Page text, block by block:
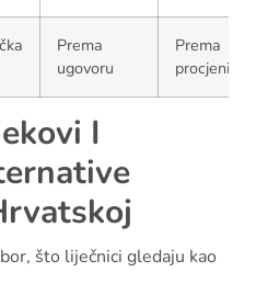
Prema
ugovoru
Prema
procjeni
I
što liječnici gledaju kao